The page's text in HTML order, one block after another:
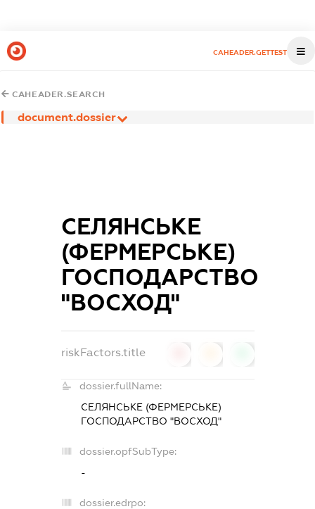
CAHEADER.GETTEST
CAHEADER.SEARCH
document.dossier
СЕЛЯНСЬКЕ
(ФЕРМЕРСЬКЕ)
ГОСПОДАРСТВО
"ВОСХОД"
riskFactors.title
dossier.fullName:
СЕЛЯНСЬКЕ (ФЕРМЕРСЬКЕ)
ГОСПОДАРСТВО "ВОСХОД"
dossier.opfSubType:
-
dossier.edrpo: